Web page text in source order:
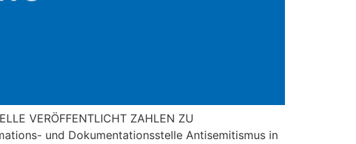
VERÖFFENTLICHT ZAHLEN ZU
und Dokumentationsstelle Antisemitismus in